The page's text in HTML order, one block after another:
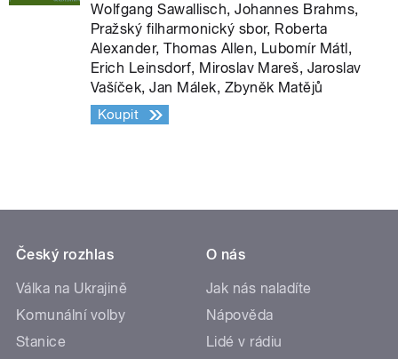
Wolfgang Sawallisch, Johannes Brahms,
Pražský filharmonický sbor, Roberta
Alexander, Thomas Allen, Lubomír Mátl,
Erich Leinsdorf, Miroslav Mareš, Jaroslav
Vašíček, Jan Málek, Zbyněk Matějů
Koupit
Český rozhlas
Válka na Ukrajině
Komunální volby
Stanice
O nás
Jak nás naladíte
Nápověda
Lidé v rádiu